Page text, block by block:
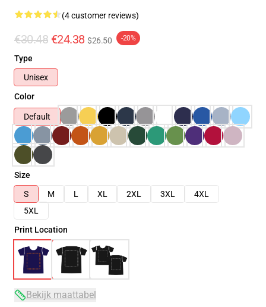
(4 customer reviews)
€30.48 €24.38 $26.50 -20%
Type
Unisex
Color
Default
Size
S
M L XL 2XL 3XL
4XL
5XL
Print Location
Bekijk maattabel